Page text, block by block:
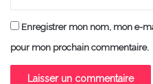
Enregistrer mon nom, mon e-
pour mon prochain commentaire.